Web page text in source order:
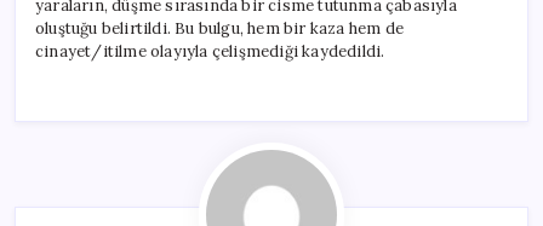
yaraların, düşme sırasında bir cisme tutunma çabasıyla
oluştuğu belirtildi. Bu bulgu, hem bir kaza hem de
cinayet/itilme olayıyla çelişmediği kaydedildi.